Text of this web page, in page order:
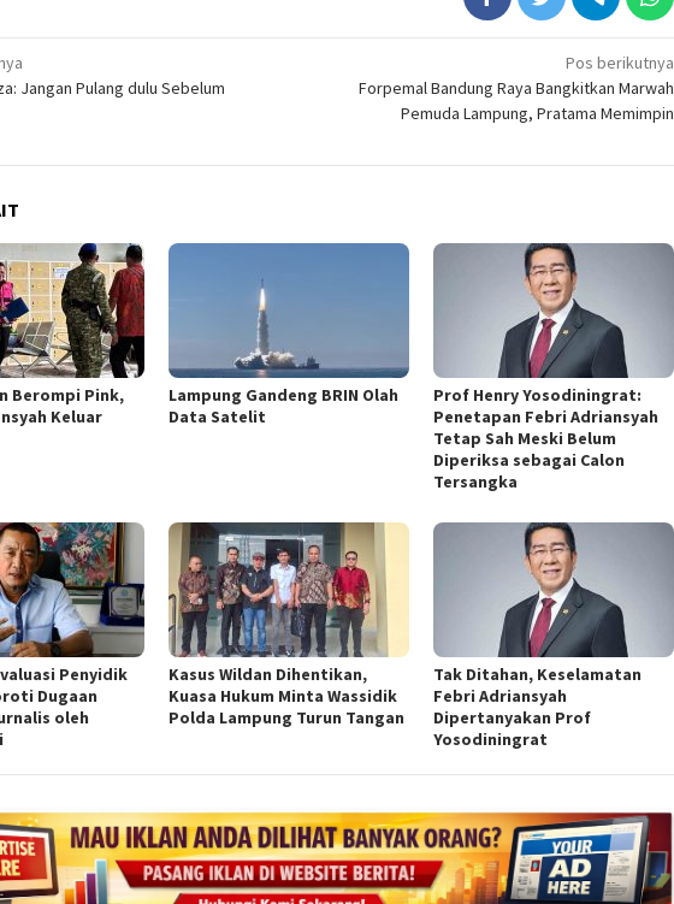
Jangan Pulang dulu Sebelum
Pos berikutnya
Forpemal Bandung Raya Bangkitkan Marwah
Pemuda Lampung, Pratama Memimpin
Berompi Pink,
Keluar
Lampung Gandeng BRIN Olah
Data Satelit
Prof Henry Yosodiningrat:
Penetapan Febri Adriansyah
Tetap Sah Meski Belum
Diperiksa sebagai Calon
Tersangka
Penyidik
Dugaan
oleh
Kasus Wildan Dihentikan,
Kuasa Hukum Minta Wassidik
Polda Lampung Turun Tangan
Tak Ditahan, Keselamatan
Febri Adriansyah
Dipertanyakan Prof
Yosodiningrat